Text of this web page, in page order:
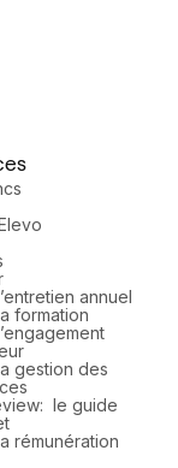
annuel
formation
gestion des
le guide
rémunération